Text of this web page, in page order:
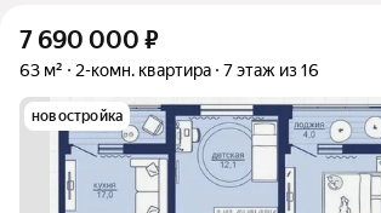
7 690 000 ₽
63 м² 2-комн. квартира 7 этаж из 16
новостройка